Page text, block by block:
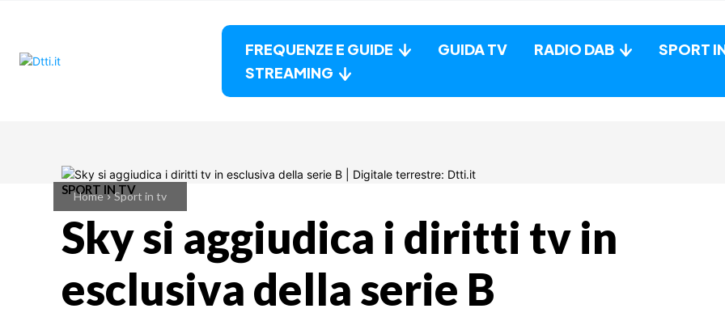
FREQUENZE E GUIDE GUIDA TV RADIO DAB SPORT
STREAMING
Home Sport in tv
SPORT IN TV
Sky si aggiudica i diritti tv in
esclusiva della serie B